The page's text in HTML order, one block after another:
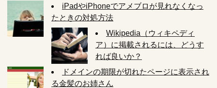
iPadやiPhoneでアメブロが見れなくなっ
たときの対処方法
Wikipedia（ウィキペディ
ア）に掲載されるには、どうす
れば良いか？
ドメインの期限が切れたページに表示され
る金髪のお姉さん